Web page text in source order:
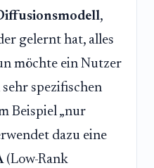
,
gelernt hat, alles
möchte ein Nutzer
spezifischen
Beispiel „nur
dazu eine
(Low-Rank